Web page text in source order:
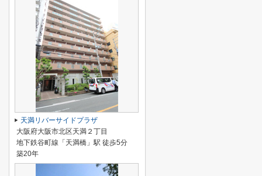
天満リバーサイドプラザ
大阪府大阪市北区天満２丁目
地下鉄谷町線「天満橋」駅 徒歩5分
築20年